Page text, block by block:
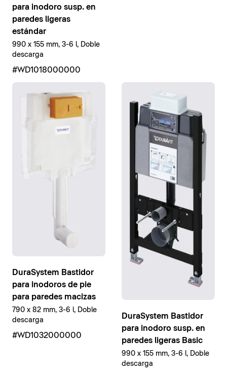
para inodoro susp. en
paredes ligeras
estándar
990 x 155 mm, 3-6 l, Doble
descarga
#WD1018000000
DuraSystem Bastidor
para inodoros de pie
para paredes macizas
790 x 82 mm, 3-6 l, Doble
descarga
#WD1032000000
DuraSystem Bastidor
para inodoro susp. en
paredes ligeras Basic
990 x 155 mm, 3-6 l, Doble
descarga